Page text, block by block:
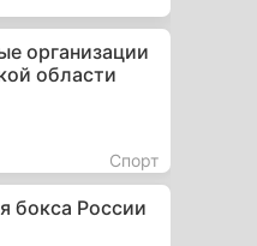
организации
области
Спорт
бокса России